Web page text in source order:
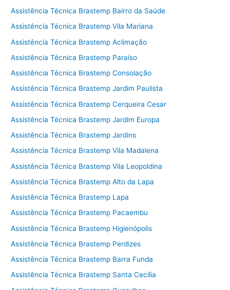
Assistência Técnica Brastemp Bairro da Saúde
Assistência Técnica Brastemp Vila Mariana
Assistência Técnica Brastemp Aclimação
Assistência Técnica Brastemp Paraíso
Assistência Técnica Brastemp Consolação
Assistência Técnica Brastemp Jardim Paulista
Assistência Técnica Brastemp Cerqueira Cesar
Assistência Técnica Brastemp Jardim Europa
Assistência Técnica Brastemp Jardins
Assistência Técnica Brastemp Vila Madalena
Assistência Técnica Brastemp Vila Leopoldina
Assistência Técnica Brastemp Alto da Lapa
Assistência Técnica Brastemp Lapa
Assistência Técnica Brastemp Pacaembu
Assistência Técnica Brastemp Higienópolis
Assistência Técnica Brastemp Perdizes
Assistência Técnica Brastemp Barra Funda
Assistência Técnica Brastemp Santa Cecília